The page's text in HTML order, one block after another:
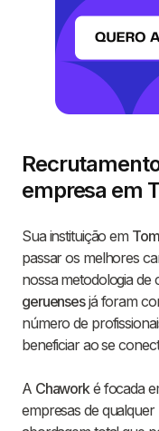
empresa em
Sua instituição em
passar os melhores
nossa metodologia de
geruensesjá foram
número de
beneficiar ao se
A Chaworké focada
empresas de